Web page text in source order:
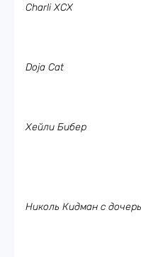
Charli XCX
Doja Cat
Хейли Бибер
Николь Кидман с